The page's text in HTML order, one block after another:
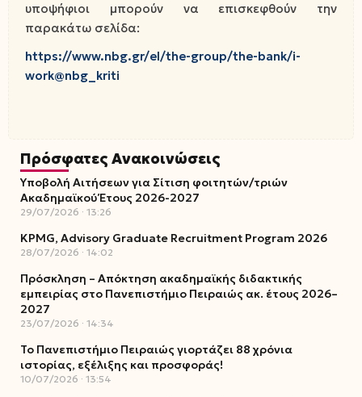
υποψήφιοι μπορούν να επισκεφθούν την
παρακάτω σελίδα:
https://www.nbg.gr/el/the-group/the-bank/i-
work@nbg_kriti
Πρόσφατες Ανακοινώσεις
Υποβολή Αιτήσεων για Σίτιση φοιτητών/τριών
Ακαδημαϊκού Έτους 2026-2027
29/07/2026 13:26
KPMG, Advisory Graduate Recruitment Program 2026
28/07/2026 14:02
Πρόσκληση – Απόκτηση ακαδημαϊκής διδακτικής
εμπειρίας στο Πανεπιστήμιο Πειραιώς ακ. έτους 2026–
2027
23/07/2026 14:34
Το Πανεπιστήμιο Πειραιώς γιορτάζει 88 χρόνια
ιστορίας, εξέλιξης και προσφοράς!
10/07/2026 13:54